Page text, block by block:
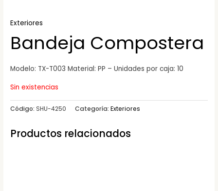
Exteriores
Bandeja Compostera
Modelo: TX-T003 Material: PP – Unidades por caja: 10
Sin existencias
Código:SHU-4250 Categoría:Exteriores
Productos relacionados